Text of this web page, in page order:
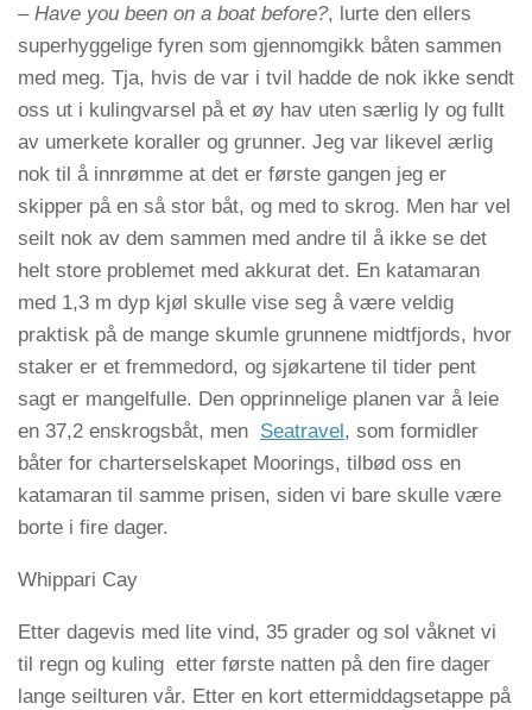
– Have you been on a boat before?, lurte den ellers
superhyggelige fyren som gjennomgikk båten sammen
med meg. Tja, hvis de var i tvil hadde de nok ikke sendt
oss ut i kulingvarsel på et øy hav uten særlig ly og fullt
av umerkete koraller og grunner. Jeg var likevel ærlig
nok til å innrømme at det er første gangen jeg er
skipper på en så stor båt, og med to skrog. Men har vel
seilt nok av dem sammen med andre til å ikke se det
helt store problemet med akkurat det. En katamaran
med 1,3 m dyp kjøl skulle vise seg å være veldig
praktisk på de mange skumle grunnene midtfjords, hvor
staker er et fremmedord, og sjøkartene til tider pent
sagt er mangelfulle. Den opprinnelige planen var å leie
en 37,2 enskrogsbåt, men Seatravel , som formidler
båter for charterselskapet Moorings, tilbød oss en
katamaran til samme prisen, siden vi bare skulle være
borte i fire dager.
Whippari Cay
Etter dagevis med lite vind, 35 grader og sol våknet vi
til regn og kuling etter første natten på den fire dager
lange seilturen vår. Etter en kort ettermiddagsetappe på